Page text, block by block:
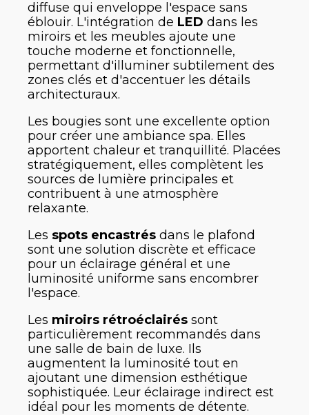
diffuse qui enveloppe l'espace sans
éblouir. L'intégration de LED dans les
miroirs et les meubles ajoute une
touche moderne et fonctionnelle,
permettant d'illuminer subtilement des
zones clés et d'accentuer les détails
architecturaux.
Les bougies sont une excellente option
pour créer une ambiance spa. Elles
apportent chaleur et tranquillité. Placées
stratégiquement, elles complètent les
sources de lumière principales et
contribuent à une atmosphère
relaxante.
Les spots encastrés dans le plafond
sont une solution discrète et efficace
pour un éclairage général et une
luminosité uniforme sans encombrer
l'espace.
Les miroirs rétroéclairés sont
particulièrement recommandés dans
une salle de bain de luxe. Ils
augmentent la luminosité tout en
ajoutant une dimension esthétique
sophistiquée. Leur éclairage indirect est
idéal pour les moments de détente.